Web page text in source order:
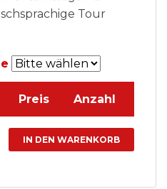
Tour
Preis Anzahl